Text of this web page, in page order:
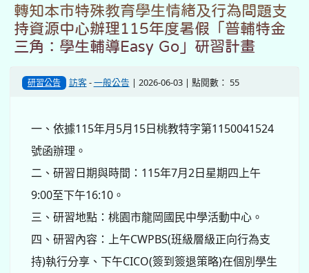
轉知本市特殊教育學生情緒及行為問題支
持資源中心辦理115年度暑假「普輔特金
三角：學生輔導Easy Go」研習計畫
研習公告 訪客-一般公告 | 2026-06-03 | 點閱數： 55
一、依據115年月5月15日桃教特字第1150041524
號函辦理。
二、研習日期與時間：115年7月2日星期四上午
9:00至下午16:10。
三、研習地點：桃園市龍岡國民中學活動中心。
四、研習內容：上午CWPBS(班級層級正向行為支
持)執行分享、下午CICO(簽到簽退策略)在個別學生